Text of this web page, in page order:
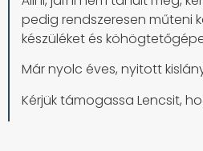
pedig rendszeresen műteni
készüléket és
Már nyolc éves, nyitott
Kérjük támogassa Lencsit,